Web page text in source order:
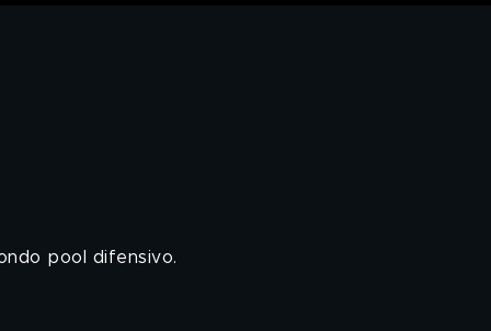
pool difensivo.